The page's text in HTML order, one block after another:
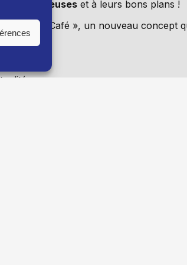
chroniqueuseset à leurs bons plans !
« Cyclo Café », un nouveau concept